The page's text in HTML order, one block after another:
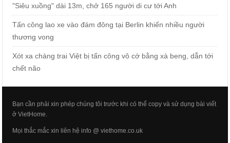
"Siêu xuồng" dài 13m, chở 165 người di cư tới Anh
Tấn công lao xe vào đám đông tại Berlin khiến nhiều người
thương vong
Xót xa chàng trai Việt bị tấn công vô cớ bằng xà beng, dẫn tới
chết não
Bạn cần phải xin phép chúng tôi trước khi có thể copy và sử dụng bài viết
ở VietHome.
Mọi thắc mắc xin liên hệ info @ viethome.co.uk